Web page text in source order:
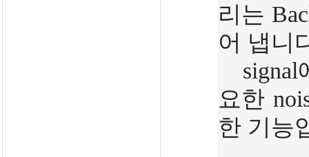
리는
어 냅니
signal
요한
한 기능